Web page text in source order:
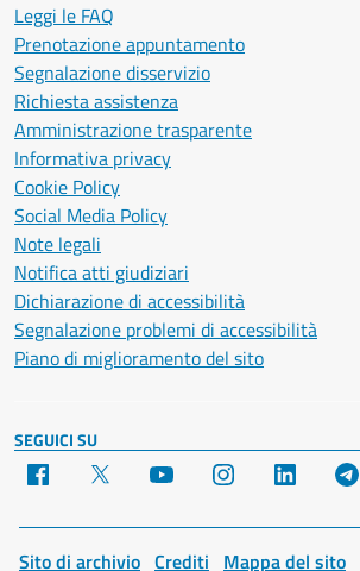
Leggi le FAQ
Prenotazione appuntamento
Segnalazione disservizio
Richiesta assistenza
Amministrazione trasparente
Informativa privacy
Cookie Policy
Social Media Policy
Note legali
Notifica atti giudiziari
Dichiarazione di accessibilità
Segnalazione problemi di accessibilità
Piano di miglioramento del sito
SEGUICI SU
Facebook YouTube Instagram LinkedIn
Sito di archivio Crediti Mappa del sito